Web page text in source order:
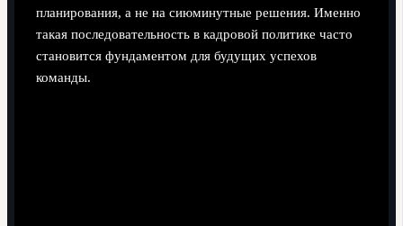
планирования, а не на сиюминутные решения. Именно
такая последовательность в кадровой политике часто
становится фундаментом для будущих успехов
команды.